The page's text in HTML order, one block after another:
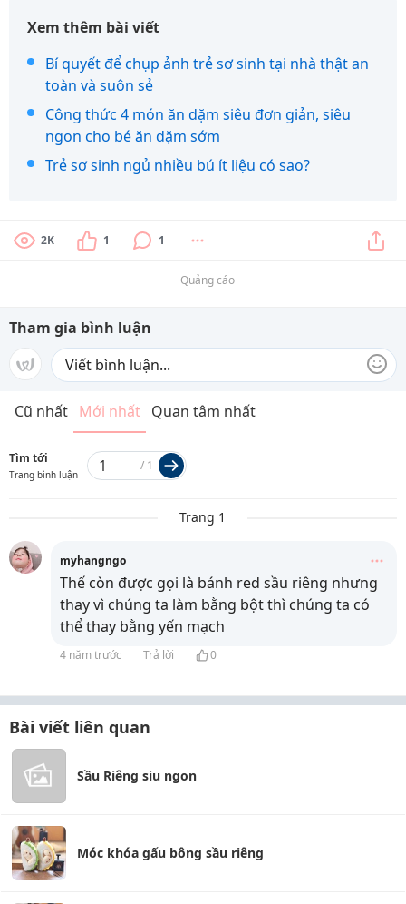
Xem thêm bài viết
Bí quyết để chụp ảnh trẻ sơ sinh tại nhà thật an
toàn và suôn sẻ
Công thức 4 món ăn dặm siêu đơn giản, siêu
ngon cho bé ăn dặm sớm
Trẻ sơ sinh ngủ nhiều bú ít liệu có sao?
2K 1 1
Quảng cáo
Tham gia bình luận
Cũ nhất Mới nhất Quan tâm nhất
Tìm tới
Trang bình luận
/ 1
Trang 1
myhangngo
Thế còn được gọi là bánh red sầu riêng nhưng
thay vì chúng ta làm bằng bột thì chúng ta có
thể thay bằng yến mạch
4 năm trước Trả lời 0
Bài viết liên quan
Sầu Riêng siu ngon
Móc khóa gấu bông sầu riêng